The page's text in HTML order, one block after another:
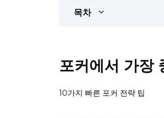
목차
포커에서 가장
10가지 빠른 포커 전략 팁